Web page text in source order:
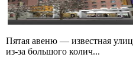
Пятая авеню — известная
из-за большого колич...